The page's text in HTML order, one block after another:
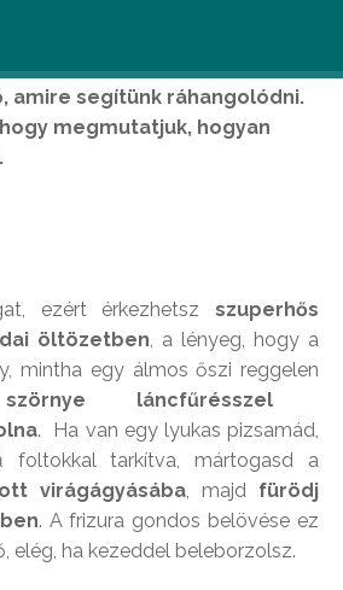
hatalmas halloweeni
amire segítünk ráhangolódni.
megmutatjuk, hogyan
ezért érkezhetsz szuperhős
öltözetben, a lényeg, hogy a
mintha egy álmos őszi reggelen
láncfűrésszel
. Ha van egy lyukas pizsamád,
foltokkal tarkítva, mártogasd a
virágágyásába, majd fürödj
. A frizura gondos belövése ez
elég, ha kezeddel beleborzolsz.